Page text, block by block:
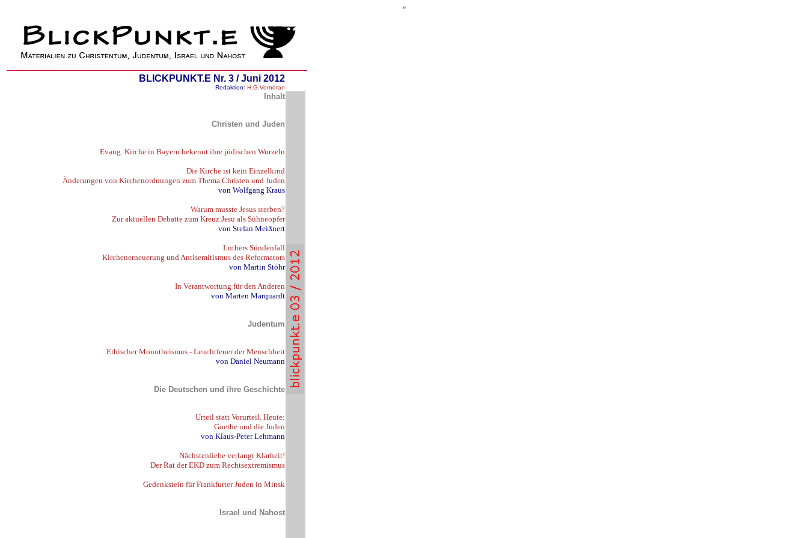
"
BLICKPUNKT.E Nr. 3 / Juni 2012
Redaktion: H.G.Vorndran
Inhalt
Christen und Juden
Evang. Kirche in Bayern bekennt ihre jüdischen Wurzeln
Die Kirche ist kein Einzelkind
Änderungen von Kirchenordnungen zum Thema Christen und Juden
von Wolfgang Kraus
Warum musste Jesus sterben?
Zur aktuellen Debatte zum Kreuz Jesu als Sühneopfer
von Stefan Meißnert
Luthers Sündenfall
Kirchenerneuerung und Antisemitismus des Reformators
von Martin Stöhr
In Verantwortung für den Anderen
von Marten Marquardt
Judentum
Ethischer Monotheismus - Leuchtfeuer der Menschheit
von Daniel Neumann
Die Deutschen und ihre Geschichte
Urteil statt Vorurteil. Heute:
Goethe und die Juden
von Klaus-Peter Lehmann
Nächstenliebe verlangt Klarheit!
Der Rat der EKD zum Rechtsextremismus
Gedenkstein für Frankfurter Juden in Minsk
Israel und Nahost